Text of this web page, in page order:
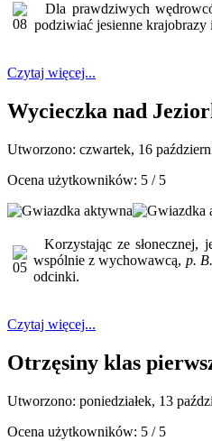
Dla prawdziwych
podziwiać jesienne
Czytaj więcej...
Wycieczka nad
Utworzono: czwartek, 16
Ocena użytkowników: 5 / 5
Korzystając ze słonecznej,
wspólnie z wychowawcą, p.
odcinki.
Czytaj więcej...
Otrzęsiny klas
Utworzono: poniedziałek, 13
Ocena użytkowników: 5 / 5